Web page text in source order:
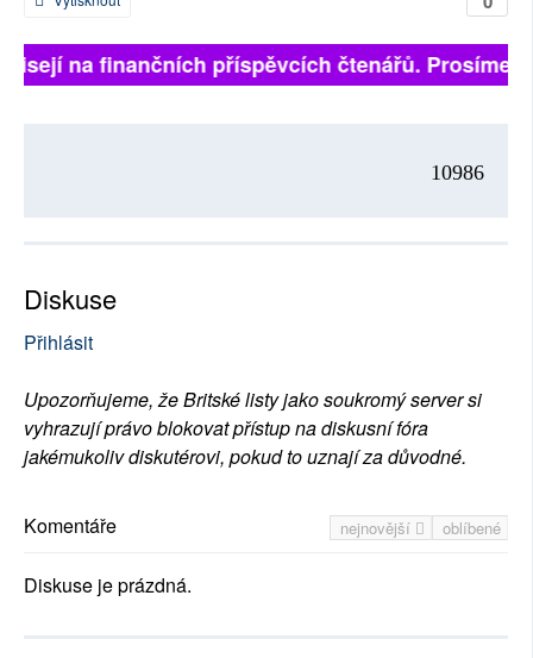
na finančních příspěvcích čtenářů. Prosíme,
10986
Diskuse
Přihlásit
Upozorňujeme, že Britské listy jako soukromý server si
vyhrazují právo blokovat přístup na diskusní fóra
jakémukoliv diskutérovi, pokud to uznají za důvodné.
nejnovější oblíbené
Komentáře
Diskuse je prázdná.